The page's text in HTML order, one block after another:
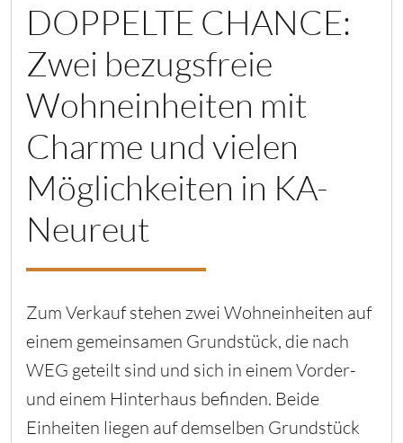
DOPPELTE CHANCE:
Zwei bezugsfreie
Wohneinheiten mit
Charme und vielen
Möglichkeiten in KA-
Neureut
Zum Verkauf stehen zwei Wohneinheiten auf
einem gemeinsamen Grundstück, die nach
WEG geteilt sind und sich in einem Vorder-
und einem Hinterhaus befinden. Beide
Einheiten liegen auf demselben Grundstück